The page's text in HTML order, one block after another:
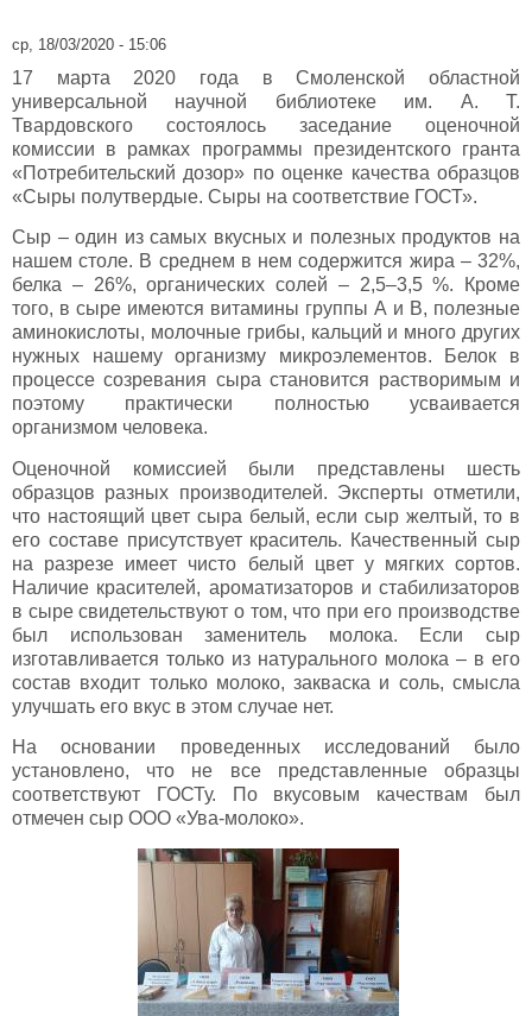
ср, 18/03/2020 - 15:06
17 марта 2020 года в Смоленской областной
универсальной научной библиотеке им. А. Т.
Твардовского состоялось заседание оценочной
комиссии в рамках программы президентского гранта
«Потребительский дозор» по оценке качества образцов
«Сыры полутвердые. Сыры на соответствие ГОСТ».
Сыр – один из самых вкусных и полезных продуктов на
нашем столе. В среднем в нем содержится жира – 32%,
белка – 26%, органических солей – 2,5–3,5 %. Кроме
того, в сыре имеются витамины группы А и В, полезные
аминокислоты, молочные грибы, кальций и много других
нужных нашему организму микроэлементов. Белок в
процессе созревания сыра становится растворимым и
поэтому практически полностью усваивается
организмом человека.
Оценочной комиссией были представлены шесть
образцов разных производителей. Эксперты отметили,
что настоящий цвет сыра белый, если сыр желтый, то в
его составе присутствует краситель. Качественный сыр
на разрезе имеет чисто белый цвет у мягких сортов.
Наличие красителей, ароматизаторов и стабилизаторов
в сыре свидетельствуют о том, что при его производстве
был использован заменитель молока. Если сыр
изготавливается только из натурального молока – в его
состав входит только молоко, закваска и соль, смысла
улучшать его вкус в этом случае нет.
На основании проведенных исследований было
установлено, что не все представленные образцы
соответствуют ГОСТу. По вкусовым качествам был
отмечен сыр ООО «Ува-молоко».